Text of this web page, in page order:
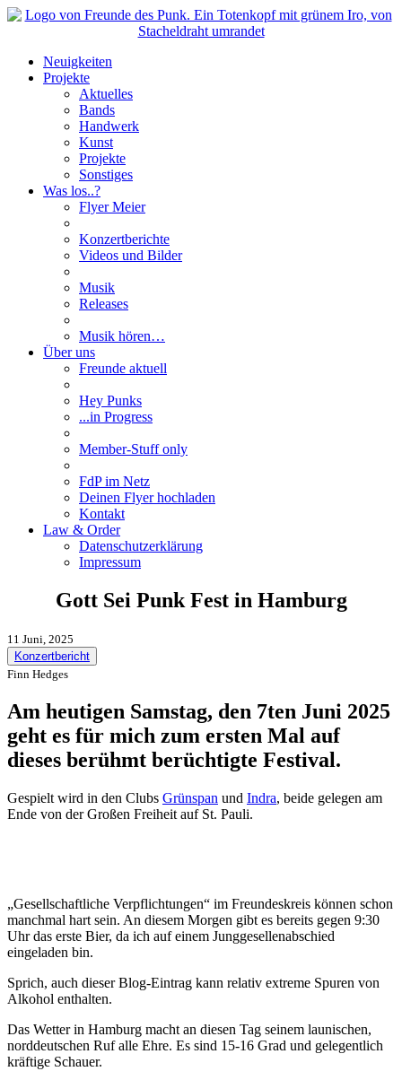
Neuigkeiten
Projekte
Aktuelles
Bands
Handwerk
Kunst
Projekte
Sonstiges
Was los..?
Flyer Meier
Konzertberichte
Videos und Bilder
Musik
Releases
Musik hören…
Über uns
Freunde aktuell
Hey Punks
...in Progress
Member-Stuff only
FdP im Netz
Deinen Flyer hochladen
Kontakt
Law & Order
Datenschutzerklärung
Impressum
Gott Sei Punk Fest in Hamburg
11 Juni, 2025
Konzertbericht
Finn Hedges
Am heutigen Samstag, den 7ten Juni 2025
geht es für mich zum ersten Mal auf
dieses berühmt berüchtigte Festival.
Gespielt wird in den Clubs Grünspan und Indra, beide gelegen am
Ende von der Großen Freiheit auf St. Pauli.
„Gesellschaftliche Verpflichtungen“ im Freundeskreis können schon
manchmal hart sein. An diesem Morgen gibt es bereits gegen 9:30
Uhr das erste Bier, da ich auf einem Junggesellenabschied
eingeladen bin.
Sprich, auch dieser Blog-Eintrag kann relativ extreme Spuren von
Alkohol enthalten.
Das Wetter in Hamburg macht an diesen Tag seinem launischen,
norddeutschen Ruf alle Ehre. Es sind 15-16 Grad und gelegentlich
kräftige Schauer.